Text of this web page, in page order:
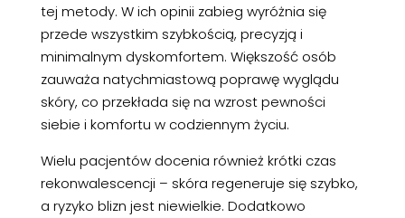
tej metody. W ich opinii zabieg wyróżnia się
przede wszystkim szybkością, precyzją i
minimalnym dyskomfortem. Większość osób
zauważa natychmiastową poprawę wyglądu
skóry, co przekłada się na wzrost pewności
siebie i komfortu w codziennym życiu.
Wielu pacjentów docenia również krótki czas
rekonwalescencji – skóra regeneruje się szybko,
a ryzyko blizn jest niewielkie. Dodatkowo